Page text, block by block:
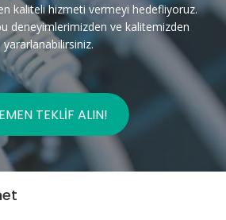
kaliteli hizmeti vermeyi hedefliyoruz.
deneyimlerimizden ve kalitemizden
yararlanabilirsiniz.
TEKLIF ALIN!